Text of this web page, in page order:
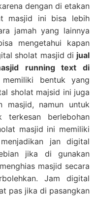
dengan di etakan
masjid ini bisa lebih
jamah yang lainnya
mengetahui kapan
sholat masjid di jual
running text di
bentuk yang
sholat majsid ini juga
masjid, namun untuk
berlebohan
masjid ini memiliki
jan digital
jika di gunakan
masjid secara
Jam digital
pas jika di pasangkan